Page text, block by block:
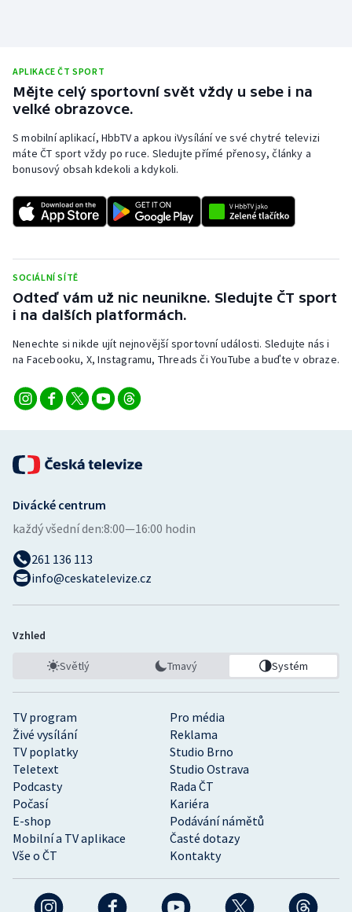
APLIKACE ČT SPORT
Mějte celý sportovní svět vždy u sebe i na
velké obrazovce.
S mobilní aplikací, HbbTV a apkou iVysílání ve své chytré televizi
máte ČT sport vždy po ruce. Sledujte přímé přenosy, články a
bonusový obsah kdekoli a kdykoli.
SOCIÁLNÍ SÍTĚ
Odteď vám už nic neunikne. Sledujte ČT sport
i na dalších platformách.
Nenechte si nikde ujít nejnovější sportovní události. Sledujte nás i
na Facebooku, X, Instagramu, Threads či YouTube a buďte v obraze.
TV program
Pro média
Živé vysílání
Reklama
TV poplatky
Studio Brno
Teletext
Studio Ostrava
Podcasty
Rada ČT
Počasí
Kariéra
E-shop
Podávání námětů
Mobilní a TV aplikace
Časté dotazy
Vše o ČT
Kontakty
Divácké centrum
každý všední den:8:00—16:00 hodin
261 136 113
info@ceskatelevize.cz
Vzhled
Světlý Tmavý Systém